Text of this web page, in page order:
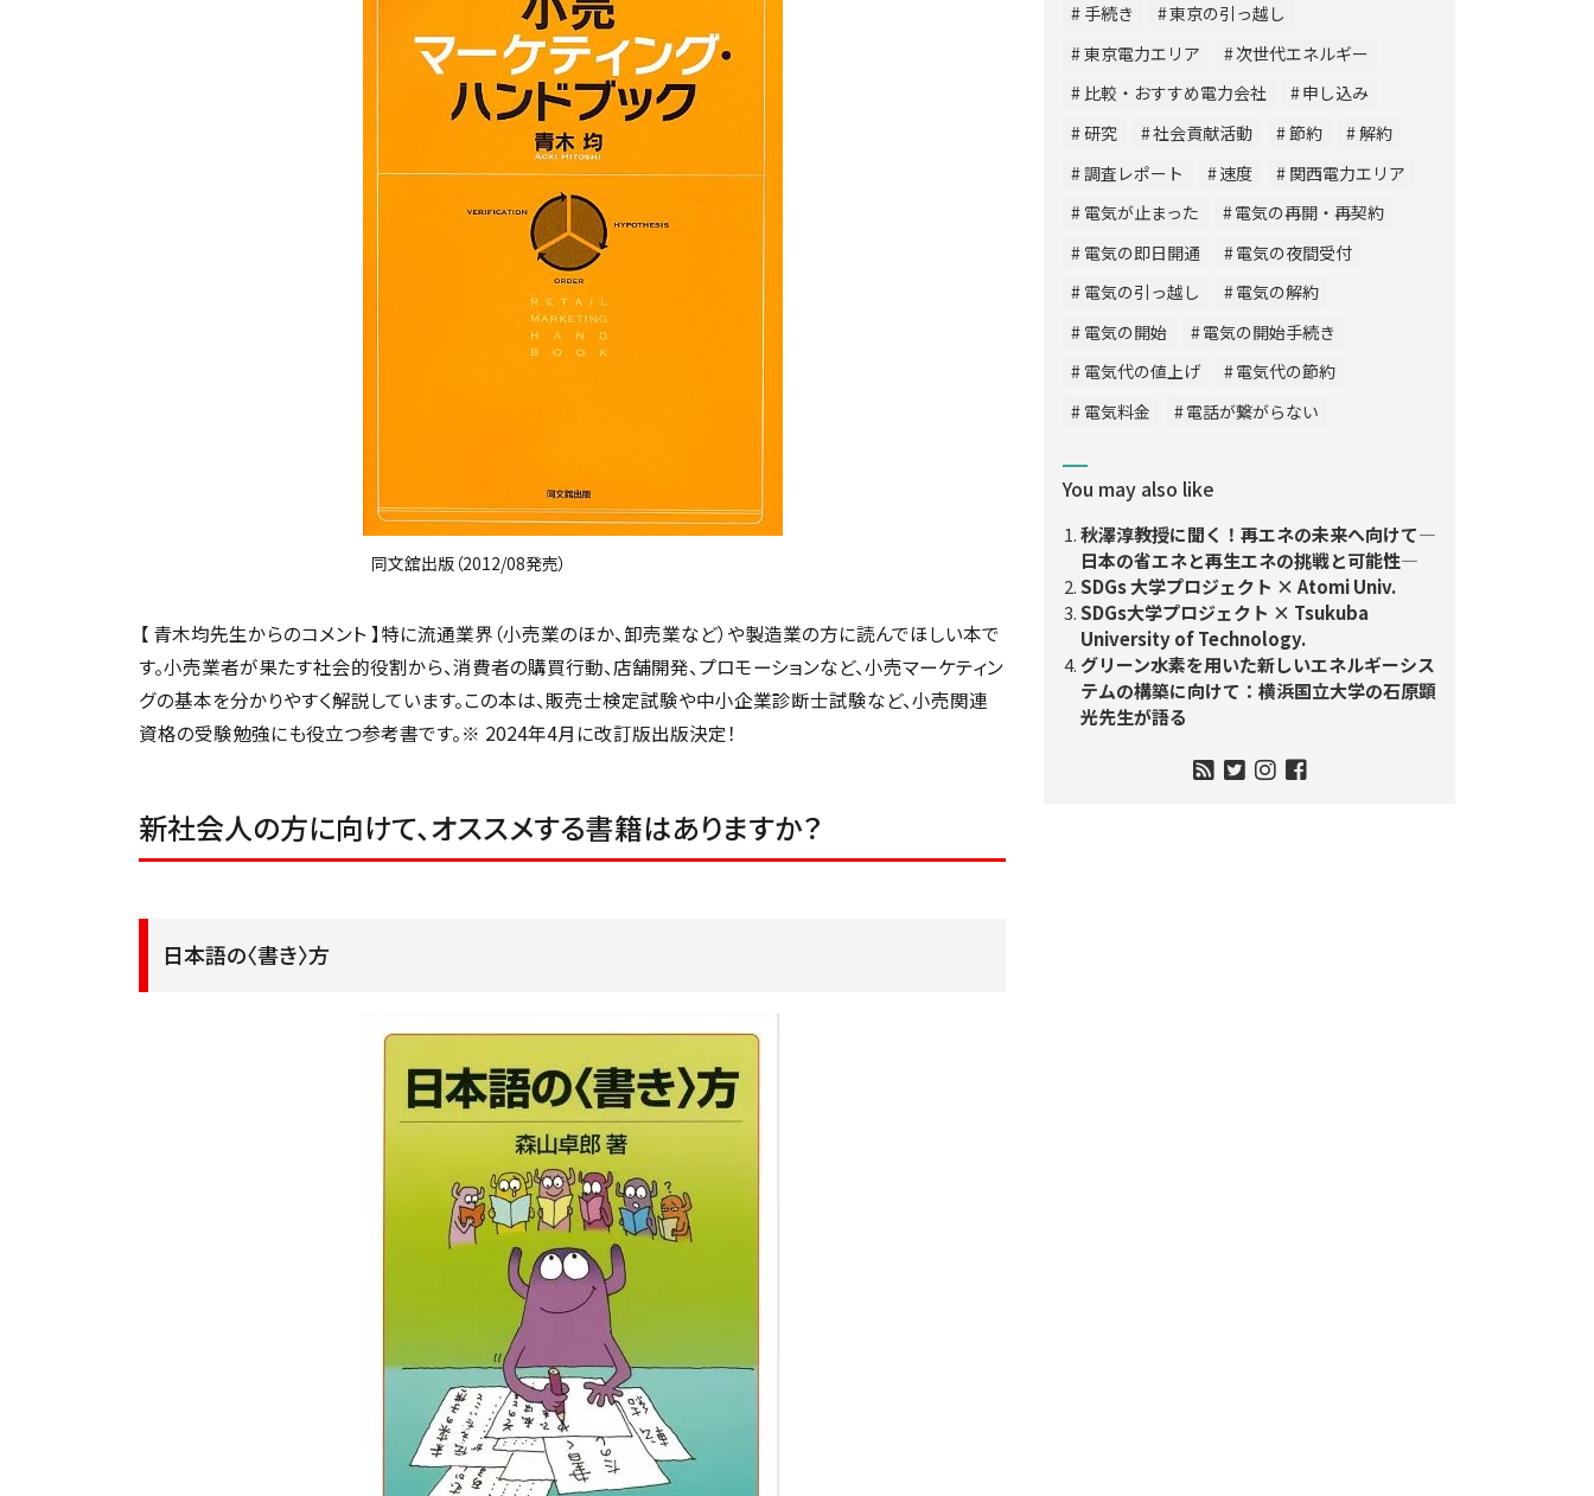
同文舘出版（2012/08発売）
【 青木均先生からのコメント 】特に流通業界（小売業のほか、卸売業など）や製造業の方に読んでほしい本で
す。小売業者が果たす社会的役割から、消費者の購買行動、店舗開発、プロモーションなど、小売マーケティン
グの基本を分かりやすく解説しています。この本は、販売士検定試験や中小企業診断士試験など、小売関連
資格の受験勉強にも役立つ参考書です。※ 2024年4月に改訂版出版決定！
新社会人の方に向けて、オススメする書籍はありますか？
日本語の〈書き〉方
手続き
東京の引っ越し
東京電力エリア
次世代エネルギー
比較・おすすめ電力会社
申し込み
研究
社会貢献活動 節約
解約
調査レポート
速度
関西電力エリア
電気が止まった
電気の再開・再契約
電気の即日開通
電気の夜間受付
電気の引っ越し
電気の解約
電気の開始
電気の開始手続き
電気代の値上げ
電気代の節約
電気料金
電話が繋がらない
You may also like
秋澤淳教授に聞く！再エネの未来へ向けて―
日本の省エネと再生エネの挑戦と可能性―
SDGs 大学プロジェクト × Atomi Univ.
SDGs大学プロジェクト × Tsukuba
University of Technology.
グリーン水素を用いた新しいエネルギーシス
テムの構築に向けて：横浜国立大学の石原顕
光先生が語る